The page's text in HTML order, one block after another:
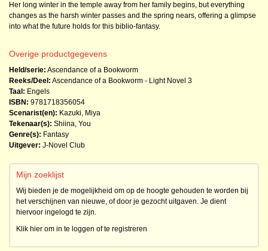
Her long winter in the temple away from her family begins, but everything
changes as the harsh winter passes and the spring nears, offering a glimpse
into what the future holds for this biblio-fantasy.
Overige productgegevens
Held/serie: Ascendance of a Bookworm
Reeks/Deel: Ascendance of a Bookworm - Light Novel 3
Taal: Engels
ISBN: 9781718356054
Scenarist(en): Kazuki, Miya
Tekenaar(s): Shiina, You
Genre(s): Fantasy
Uitgever: J-Novel Club
Mijn zoeklijst
Wij bieden je de mogelijkheid om op de hoogte gehouden te worden bij
het verschijnen van nieuwe, of door je gezocht uitgaven. Je dient
hiervoor ingelogd te zijn.
Klik hier om in te loggen of te registreren